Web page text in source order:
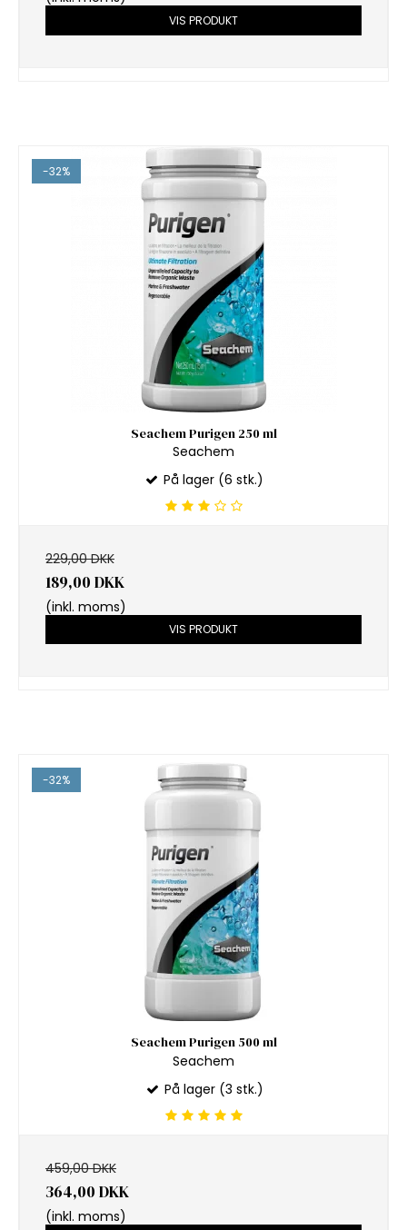
VIS PRODUKT
-32%
Seachem Purigen 250 ml
Seachem
På lager (6 stk.)
229,00 DKK
189,00 DKK
(inkl. moms)
VIS PRODUKT
-32%
Seachem Purigen 500 ml
Seachem
På lager (3 stk.)
459,00 DKK
364,00 DKK
(inkl. moms)